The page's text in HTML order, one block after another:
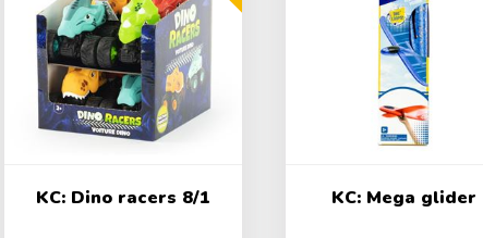
KC: Dino racers 8/1 KC: Mega glider